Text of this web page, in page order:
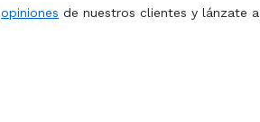
opiniones de nuestros clientes y lánzate